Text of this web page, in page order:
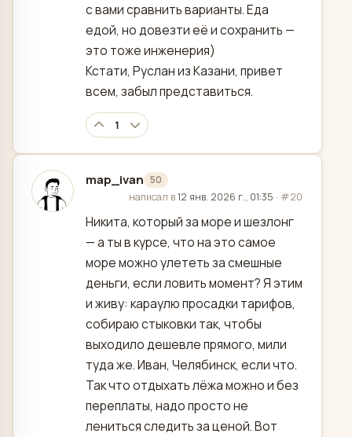
с вами сравнить варианты. Еда
едой, но довезти её и сохранить —
это тоже инженерия)
Кстати, Руслан из Казани, привет
всем, забыл представиться.
1
map_ivan 50
отредактировано
написал в12 янв. 2026 г., 01:35 · #20
Никита, который за море и шезлонг
— а ты в курсе, что на это самое
море можно улететь за смешные
деньги, если ловить момент? Я этим
и живу: караулю просадки тарифов,
собираю стыковки так, чтобы
выходило дешевле прямого, мили
туда же. Иван, Челябинск, если что.
Так что отдыхать лёжа можно и без
переплаты, надо просто не
лениться следить за ценой. Вот